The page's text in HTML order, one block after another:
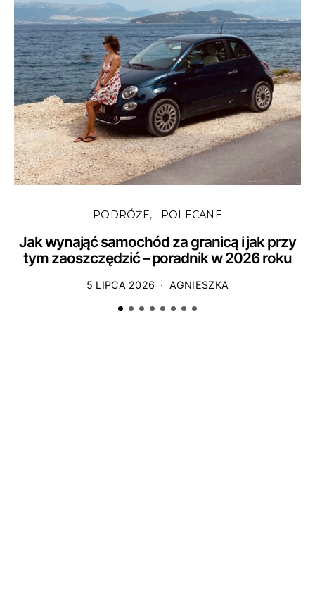
PODRÓŻE POLECANE
Jak wynająć samochód za granicą i jak przy
tym zaoszczędzić – poradnik w 2026 roku
5 LIPCA 2026 AGNIESZKA